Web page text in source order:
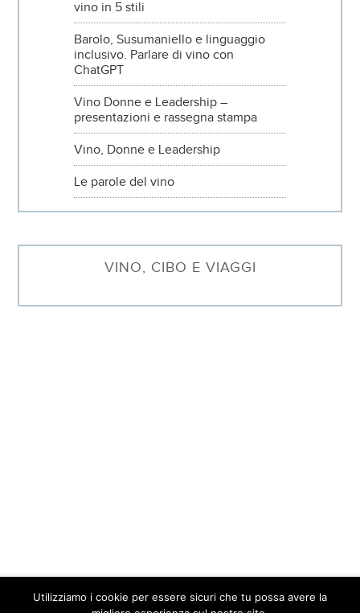
vino in 5 stili
Barolo, Susumaniello e linguaggio
inclusivo. Parlare di vino con
ChatGPT
Vino Donne e Leadership –
presentazioni e rassegna stampa
Vino, Donne e Leadership
Le parole del vino
VINO, CIBO E VIAGGI
© 2026 Barbara Sgarzi · P.IVA. 01577640095 ·Contatti·Privacy
Utilizziamo i cookie per essere sicuri che tu possa avere la